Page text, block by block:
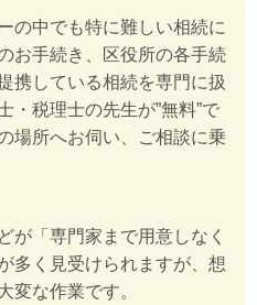
の中でも特に難しい相続に
お手続き、区役所の各手続
携している相続を専門に扱
・税理士の先生が”無料”で
場所へお伺い、ご相談に乗
が「専門家まで用意しなく
多く見受けられますが、想
変な作業です。